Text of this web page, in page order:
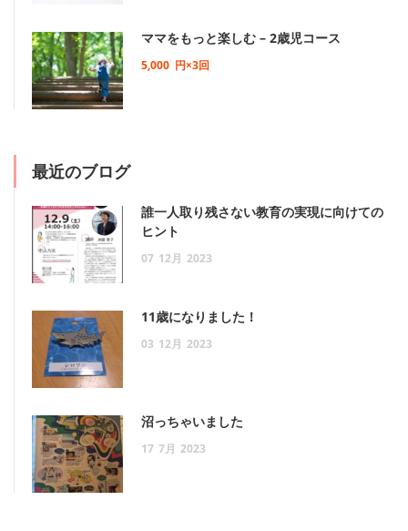
ママをもっと楽しむ – 2歳児コース
5,000 円×3回
最近のブログ
誰一人取り残さない教育の実現に向けての
ヒント
07 12月 2023
11歳になりました！
03 12月 2023
沼っちゃいました
17 7月 2023